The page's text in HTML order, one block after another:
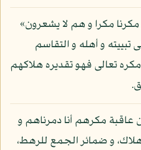
مكرا و هم لا يشعرون»
و أهله و التقاسم
تعالى فهو تقديره هلاكهم
عاقبة مكرهم أنا دمرناهم و
و ضمائر الجمع للرهط،